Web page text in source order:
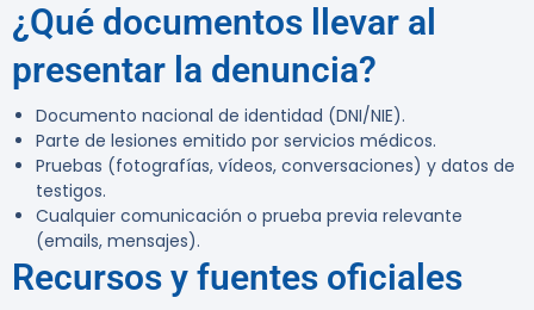
¿Qué documentos llevar al
presentar la denuncia?
Documento nacional de identidad (DNI/NIE).
Parte de lesiones emitido por servicios médicos.
Pruebas (fotografías, vídeos, conversaciones) y datos de
testigos.
Cualquier comunicación o prueba previa relevante
(emails, mensajes).
Recursos y fuentes oficiales